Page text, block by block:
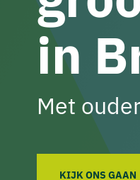
in
Met
KIJK ONS GAAN